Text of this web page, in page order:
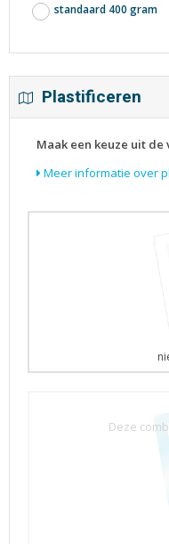
standaard 400 gram
Plastificeren
Maak een keuze uit
Meer informatie over
Deze